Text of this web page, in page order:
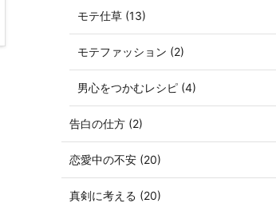
モテ仕草 (13)
モテファッション (2)
男心をつかむレシピ (4)
告白の仕方 (2)
恋愛中の不安 (20)
真剣に考える (20)